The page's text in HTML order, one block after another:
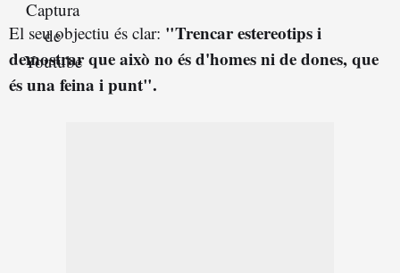
El seu objectiu és clar: "Trencar estereotips i
demostrar que això no és d'homes ni de dones, que
és una feina i punt".